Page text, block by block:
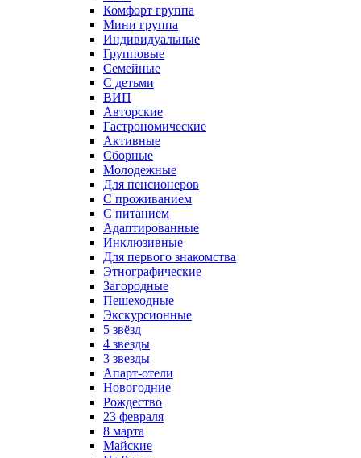
Комфорт группа
Мини группа
Индивидуальные
Групповые
Семейные
С детьми
ВИП
Авторские
Гастрономические
Активные
Сборные
Молодежные
Для пенсионеров
С проживанием
С питанием
Адаптированные
Инклюзивные
Для первого знакомства
Этнографические
Загородные
Пешеходные
Экскурсионные
5 звёзд
4 звезды
3 звезды
Апарт-отели
Новогодние
Рождество
23 февраля
8 марта
Майские